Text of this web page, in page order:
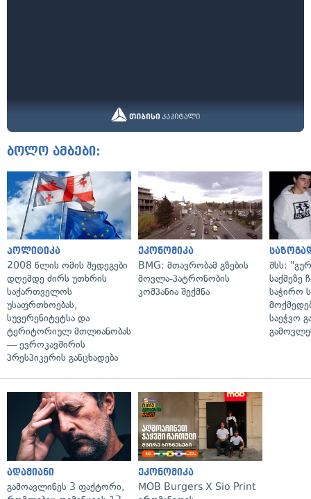
ბოლო ამბები:
პოლიტიკა
2008 წლის ომის შედეგები
დღემდე ძირს უთხრის
საქართველოს
უსაფრთხოებას,
სუვერენიტეტსა და
ტერიტორიულ მთლიანობას
— ევროკავშირის
პრესპიკერის განცხადება
ეკონომიკა
BMG: მთავრობამ გზების
მოვლა-პატრონობის
კომპანია შექმნა
შსს:
საქმეზე
საჭირო
საეჭვო
ადამიანი
გამოავლინეს 3 ფაქტორი,
ეკონომიკა
MOB Burgers X Sio Print